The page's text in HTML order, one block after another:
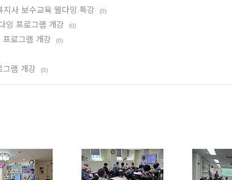
사 보수교육 웰다잉 특강
(0)
잉 프로그램 개강 (0)
로그램 개강 (0)
램 개강 (0)